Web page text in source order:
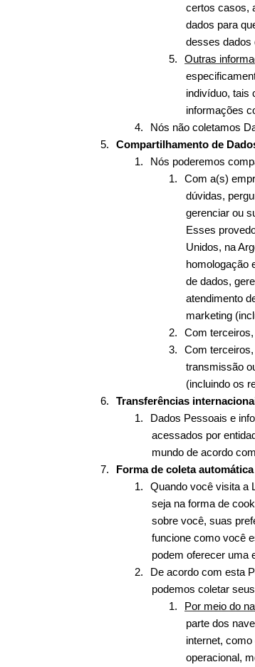
certos casos,
dados para
desses dados
5.
Outras
indivíduo, tais
informações
4.
Nós não coletamos
5.
Compartilhamento de
1.
Nós poderemos
1.
Com a(s)
dúvidas,
gerenciar ou
Esses
Unidos, na
homologação
de dados,
atendimento
marketing
2.
Com
3.
Com
transmissão
(incluindo os
6.
Transferências
1.
Dados Pessoais e
acessados por
mundo de acordo
7.
Forma de coleta
1.
Quando você visita a
seja na forma de
sobre você, suas
funcione como você
podem oferecer uma
2.
De acordo com esta
podemos coletar
1.
Por meio do
parte dos
internet,
operacional,